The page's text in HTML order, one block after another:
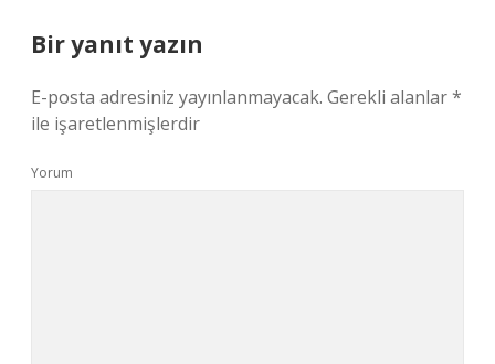
Bir yanıt yazın
E-posta adresiniz yayınlanmayacak. Gerekli alanlar*
ile işaretlenmişlerdir
Yorum